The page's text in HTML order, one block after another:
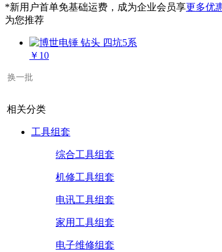
*新用户首单免基础运费，成为企业会员享更多优
为您推荐
￥10
换一批
相关分类
工具组套
综合工具组套
机修工具组套
电讯工具组套
家用工具组套
电子维修组套